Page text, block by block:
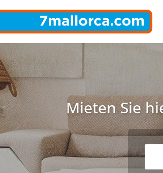
Mieten Sie